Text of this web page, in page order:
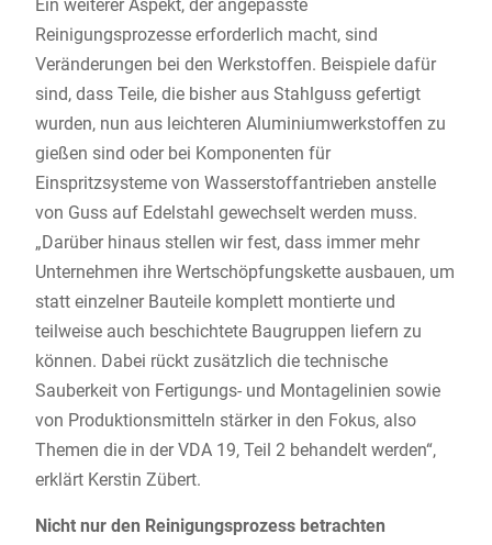
Ein weiterer Aspekt, der angepasste
Reinigungsprozesse erforderlich macht, sind
Veränderungen bei den Werkstoffen. Beispiele dafür
sind, dass Teile, die bisher aus Stahlguss gefertigt
wurden, nun aus leichteren Aluminiumwerkstoffen zu
gießen sind oder bei Komponenten für
Einspritzsysteme von Wasserstoffantrieben anstelle
von Guss auf Edelstahl gewechselt werden muss.
„Darüber hinaus stellen wir fest, dass immer mehr
Unternehmen ihre Wertschöpfungskette ausbauen, um
statt einzelner Bauteile komplett montierte und
teilweise auch beschichtete Baugruppen liefern zu
können. Dabei rückt zusätzlich die technische
Sauberkeit von Fertigungs- und Montagelinien sowie
von Produktionsmitteln stärker in den Fokus, also
Themen die in der VDA 19, Teil 2 behandelt werden“,
erklärt Kerstin Zübert.
Nicht nur den Reinigungsprozess betrachten